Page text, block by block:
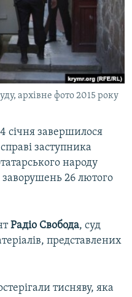
архівне фото 2015 року
січня завершилося
заступника
народу
26 лютого
Радіо Свобода, суд
представлених
тисняву, яка